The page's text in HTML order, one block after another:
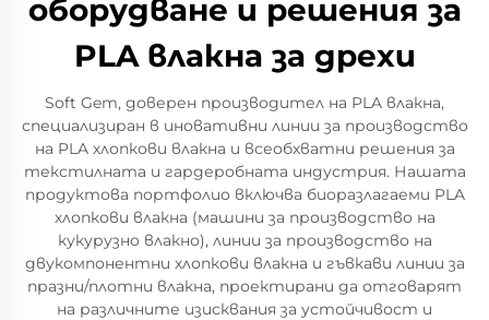
оборудване и решения за
PLA влакна за дрехи
Soft Gem, доверен производител на PLA влакна,
специализиран в иновативни линии за производство
на PLA хлопкови влакна и всеобхватни решения за
текстилната и гардеробната индустрия. Нашата
продуктова портфолио включва биоразлагаеми PLA
хлопкови влакна (машини за производство на
кукурузно влакно), линии за производство на
двукомпонентни хлопкови влакна и гъвкави линии за
празни/плотни влакна, проектирани да отговарят
на различните изисквания за устойчивост и